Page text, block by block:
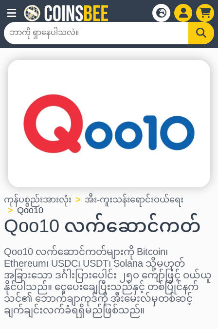
ကုန်ပစ္စည်းအားလုံး အီး-ကူးသန်းရောင်းဝယ်ရေး
Qoo10
Qoo10 လက်ဆောင်ကတ်
Qoo10 လက်ဆောင်ကတ်များကို Bitcoin၊
Ethereum၊ USDC၊ USDT၊ Solana သို့မဟုတ်
အခြားသော ဒင်္ဂါးပြားပေါင်း ၂၅၀ ကျော်ဖြင့် ဝယ်ယူ
နိုင်ပါသည်။ ငွေပေးချေပြီးသည်နှင့် တစ်ပြိုင်နက်
သင်၏ ဘောက်ချာကုဒ်ကို အီးမေးလ်မှတစ်ဆင့်
ချက်ချင်းလက်ခံရရှိမည်ဖြစ်သည်။